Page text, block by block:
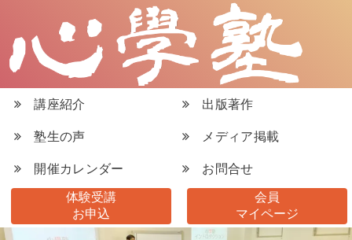
講座紹介 出版著作
塾生の声 メディア掲載
開催カレンダー お問合せ
体験受講
お申込
会員
マイページ